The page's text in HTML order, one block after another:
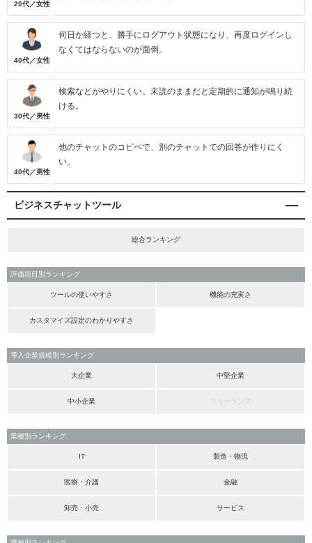
20代／女性
40代／女性
何日か経つと、勝手にログアウト状態になり、再度ログインし
なくてはならないのが面倒。
30代／男性
検索などがやりにくい。未読のままだと定期的に通知が鳴り続
ける。
40代／男性
他のチャットのコピペで、別のチャットでの回答が作りにく
い。
ビジネスチャットツール
総合ランキング
評価項目別ランキング
ツールの使いやすさ 機能の充実さ
カスタマイズ設定のわかりやすさ
導入企業規模別ランキング
大企業 中堅企業
中小企業 フリーランス
業種別ランキング
IT 製造・物流
医療・介護 金融
卸売・小売 サービス